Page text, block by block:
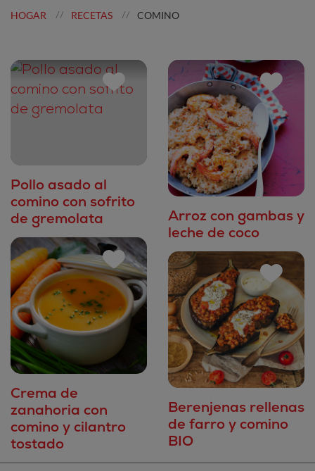
HOGAR // RECETAS // COMINO
Pollo asado al
comino con sofrito
de gremolata
Arroz con gambas y
leche de coco
Crema de
zanahoria con
comino y cilantro
tostado
Berenjenas rellenas
de farro y comino
BIO